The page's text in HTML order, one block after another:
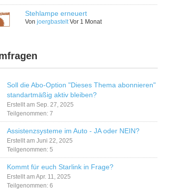
Stehlampe erneuert
Vonjoergbastelt Vor 1 Monat
Soll die Abo-Option "Dieses Thema abonnieren"
standartmäßig aktiv bleiben?
Erstellt am Sep. 27, 2025
Teilgenommen: 7
Assistenzsysteme im Auto - JA oder NEIN?
Erstellt am Juni 22, 2025
Teilgenommen: 5
Kommt für euch Starlink in Frage?
Erstellt am Apr. 11, 2025
Teilgenommen: 6